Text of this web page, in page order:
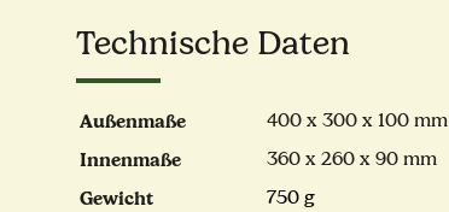
Technische Daten
Außenmaße 400 x 300 x 100 mm
Innenmaße 360 x 260 x 90 mm
Gewicht 750 g